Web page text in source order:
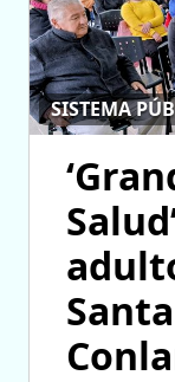
SISTEMA